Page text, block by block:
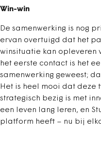
Win-win
De samenwerking is nog
ervan overtuigd dat het
winsituatie kan opleveren
het eerste contact is het
samenwerking geweest;
Het is heel mooi dat deze
strategisch bezig is met
een leven lang leren, en
platform heeft – nu bij